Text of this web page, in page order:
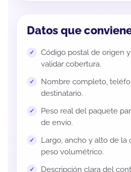
Datos que
Código postal de origen
validar cobertura.
Nombre completo,
destinatario.
Peso real del paquete
de envío.
Largo, ancho y alto de la
peso volumétrico.
Descripción clara del